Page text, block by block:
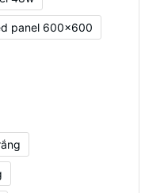
panel 600x600